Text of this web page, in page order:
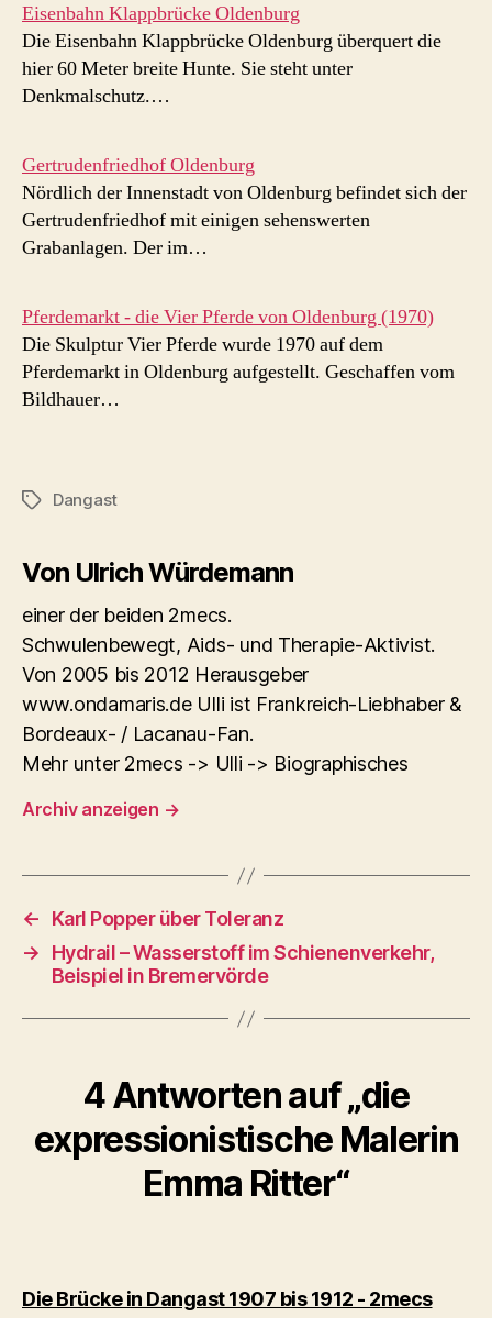
Eisenbahn Klappbrücke Oldenburg
Die Eisenbahn Klappbrücke Oldenburg überquert die
hier 60 Meter breite Hunte. Sie steht unter
Denkmalschutz.…
Gertrudenfriedhof Oldenburg
Nördlich der Innenstadt von Oldenburg befindet sich der
Gertrudenfriedhof mit einigen sehenswerten
Grabanlagen. Der im…
Pferdemarkt - die Vier Pferde von Oldenburg (1970)
Die Skulptur Vier Pferde wurde 1970 auf dem
Pferdemarkt in Oldenburg aufgestellt. Geschaffen vom
Bildhauer…
Schlagwörter
Dangast
Von Ulrich Würdemann
einer der beiden 2mecs.
Schwulenbewegt, Aids- und Therapie-Aktivist.
Von 2005 bis 2012 Herausgeber
www.ondamaris.de Ulli ist Frankreich-Liebhaber &
Bordeaux- / Lacanau-Fan.
Mehr unter 2mecs -> Ulli -> Biographisches
Archiv anzeigen →
←
Karl Popper über Toleranz
→
Hydrail – Wasserstoff im Schienenverkehr,
Beispiel in Bremervörde
4 Antworten auf „die
expressionistische Malerin
Emma Ritter“
Die Brücke in Dangast 1907 bis 1912 - 2mecssagt: